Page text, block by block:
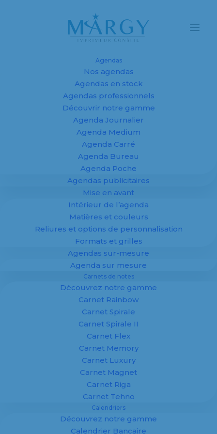
Agendas
Nos agendas
Agendas en stock
Agendas professionnels
Découvrir notre gamme
Agenda Journalier
Agenda Medium
Agenda Carré
Agenda Bureau
Agenda Poche
Agendas publicitaires
Mise en avant
Intérieur de l’agenda
Matières et couleurs
Reliures et options de personnalisation
Formats et grilles
Agendas sur-mesure
Agenda sur mesure
Carnets de notes
Découvrez notre gamme
Carnet Rainbow
Carnet Spirale
Carnet Spirale II
Carnet Flex
Carnet Memory
Carnet Luxury
Carnet Magnet
Carnet Riga
Carnet Tehno
Calendriers
Découvrez notre gamme
Calendrier Bancaire
La 62ème édition
du concours le
Cadrat d’Or pour
2018 !
26 février 2018
Créé en 1956 par le Président de la CCFI
(Compagnie des Chefs de Fabrication de
l’Imprimerie), Robert Vallet, leconcours du
Cadrat d’or est le plus ancien et le plus
prestigieux des concours dans le domaine de
l’imprimerie française.
Ainsi, chaque année, la qualité et l’excellence
de la technique d’un imprimeur sont
Ce concours est reconnu dans la filière
graphique comme le plus célèbre et prestigieux